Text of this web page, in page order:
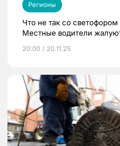
Регионы
Что не так со
Местные водители
20:00 / 20.11.25